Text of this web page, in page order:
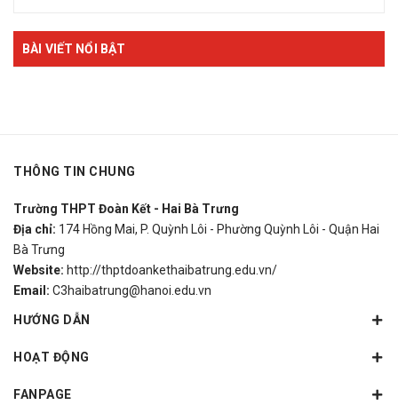
BÀI VIẾT NỔI BẬT
THÔNG TIN CHUNG
Trường THPT Đoàn Kết - Hai Bà Trưng
Địa chỉ: 174 Hồng Mai, P. Quỳnh Lôi - Phường Quỳnh Lôi - Quận Hai
Bà Trưng
Website: http://thptdoankethaibatrung.edu.vn/
Email: C3haibatrung@hanoi.edu.vn
HƯỚNG DẪN
HOẠT ĐỘNG
FANPAGE